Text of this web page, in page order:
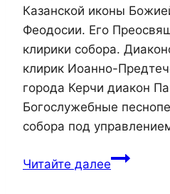
Казанской иконы
Феодосии. Его
клирики собора.
клирик Иоанно-
города Керчи диакон
Богослужебные
собора под
Читайте далееЕпископ